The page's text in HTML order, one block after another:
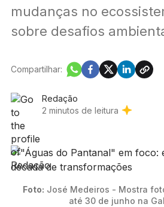
mudanças no
sobre desafios
Redação
2 minutos de leitura
Compartilhar:
Foto: José Medeiros - Mostra
até 30 de junho na